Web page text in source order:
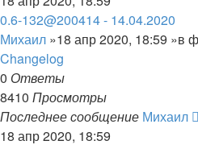
0.6-132@200414 - 14.04.2020
Михаил »18 апр 2020, 18:59 »в
Changelog
0 Ответы
8410 Просмотры
Последнее сообщение Михаил
18 апр 2020, 18:59